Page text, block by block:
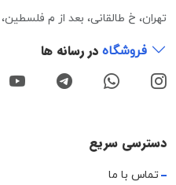
تهران، خ طالقانی، بعد از م فلسطین، خ
فروشگاه در رسانه ها
دسترسی سریع
تماس با ما